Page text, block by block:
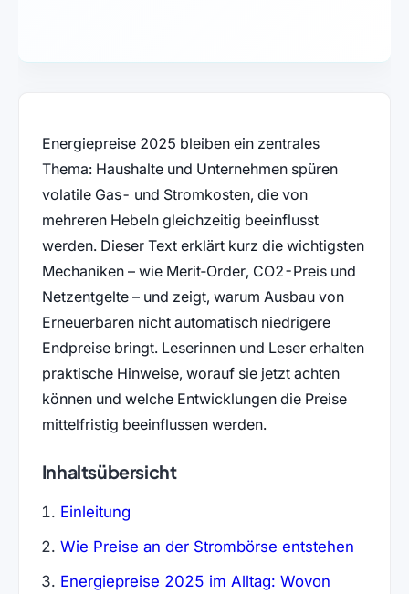
Energiepreise 2025 bleiben ein zentrales
Thema: Haushalte und Unternehmen spüren
volatile Gas- und Stromkosten, die von
mehreren Hebeln gleichzeitig beeinflusst
werden. Dieser Text erklärt kurz die wichtigsten
Mechaniken – wie Merit‑Order, CO2-Preis und
Netzentgelte – und zeigt, warum Ausbau von
Erneuerbaren nicht automatisch niedrigere
Endpreise bringt. Leserinnen und Leser erhalten
praktische Hinweise, worauf sie jetzt achten
können und welche Entwicklungen die Preise
mittelfristig beeinflussen werden.
Inhaltsübersicht
Einleitung
Wie Preise an der Strombörse entstehen
Energiepreise 2025 im Alltag: Wovon